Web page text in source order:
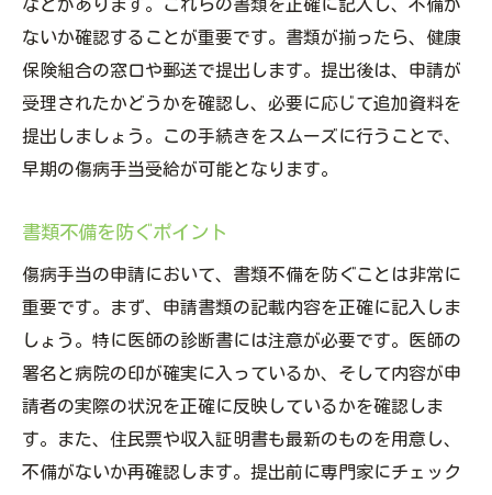
などがあります。これらの書類を正確に記入し、不備が
ないか確認することが重要です。書類が揃ったら、健康
保険組合の窓口や郵送で提出します。提出後は、申請が
受理されたかどうかを確認し、必要に応じて追加資料を
提出しましょう。この手続きをスムーズに行うことで、
早期の傷病手当受給が可能となります。
書類不備を防ぐポイント
傷病手当の申請において、書類不備を防ぐことは非常に
重要です。まず、申請書類の記載内容を正確に記入しま
しょう。特に医師の診断書には注意が必要です。医師の
署名と病院の印が確実に入っているか、そして内容が申
請者の実際の状況を正確に反映しているかを確認しま
す。また、住民票や収入証明書も最新のものを用意し、
不備がないか再確認します。提出前に専門家にチェック